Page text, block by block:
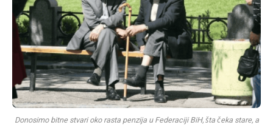
Donosimo bitne stvari oko rasta penzija u Federaciji BiH, šta čeka stare, a